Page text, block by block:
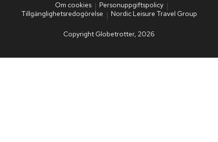
Om cookies
Personuppgiftspolicy
Tillgänglighetsredogörelse
Nordic Leisure Travel Group
Copyright Globetrotter, 2026